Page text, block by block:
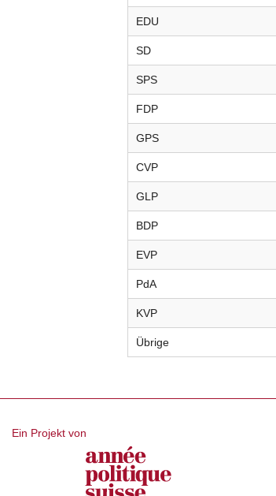
EDU
SD
SPS
FDP
GPS
CVP
GLP
BDP
EVP
PdA
KVP
Übrige
Ein Projekt von